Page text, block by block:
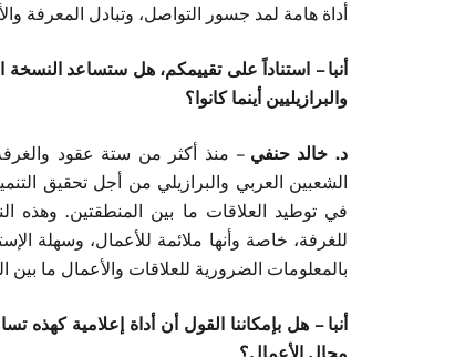
أداة هامة لمد جسور التواصل، وتبادل المعرفة
أنبا – استناداً على تقييمكم، هل ستساعد النسخة
والبرازيليين أينما كانوا؟
د. خالد حنفي– منذ أكثر من ستة عقود
الشعبين العربي والبرازيلي من أجل تحقيق
في توطيد العلاقات ما بين المنطقتين. وهذه
للغرفة، خاصة وأنها ملائمة للأعمال، وسهلة
بالمعلومات الضرورية للعلاقات والأعمال ما بين
أنبا – هل بإمكاننا القول أن أداة إعلامية